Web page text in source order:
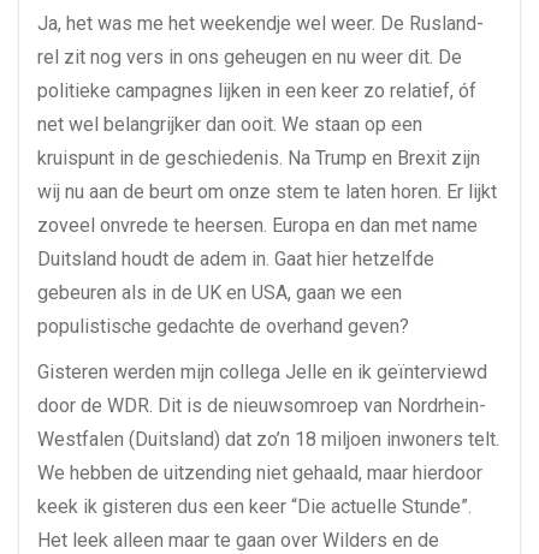
Ja, het was me het weekendje wel weer. De Rusland-
rel zit nog vers in ons geheugen en nu weer dit. De
politieke campagnes lijken in een keer zo relatief, óf
net wel belangrijker dan ooit. We staan op een
kruispunt in de geschiedenis. Na Trump en Brexit zijn
wij nu aan de beurt om onze stem te laten horen. Er lijkt
zoveel onvrede te heersen. Europa en dan met name
Duitsland houdt de adem in. Gaat hier hetzelfde
gebeuren als in de UK en USA, gaan we een
populistische gedachte de overhand geven?
Gisteren werden mijn collega Jelle en ik geïnterviewd
door de WDR. Dit is de nieuwsomroep van Nordrhein-
Westfalen (Duitsland) dat zo’n 18 miljoen inwoners telt.
We hebben de uitzending niet gehaald, maar hierdoor
keek ik gisteren dus een keer “Die actuelle Stunde”.
Het leek alleen maar te gaan over Wilders en de